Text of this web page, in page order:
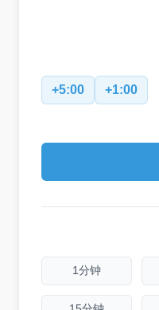
+5:00 +1:00
1分钟